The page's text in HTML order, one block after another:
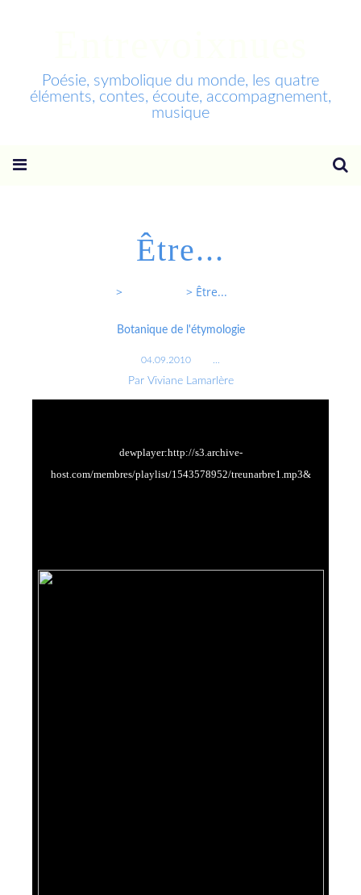
Poésie, symbolique du monde, les quatre
éléments, contes, écoute, accompagnement,
musique
Être...
> > Être...
Botanique de l'étymologie
04.09.2010
Par Viviane Lamarlère
dewplayer:http://s3.archive-
host.com/membres/playlist/1543578952/treunarbre1.mp3&